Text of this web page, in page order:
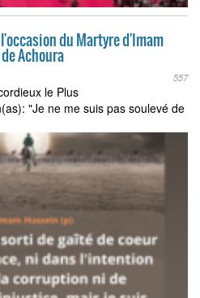
du Martyre d'Imam
Achoura
557
le Plus
"Je ne me suis pas soulevé de